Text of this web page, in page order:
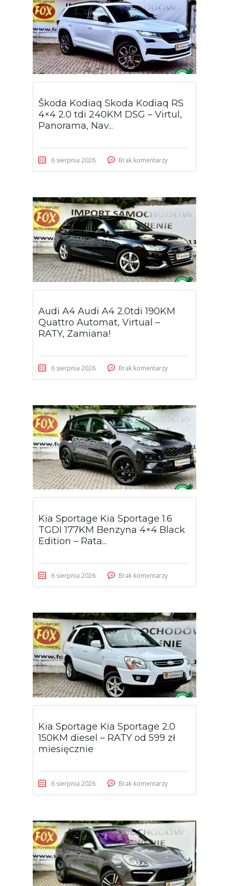
Škoda Kodiaq Skoda Kodiaq RS
4×4 2.0 tdi 240KM DSG – Virtul,
Panorama, Nav...
6 sierpnia 2026 Brak komentarzy
Audi A4 Audi A4 2.0tdi 190KM
Quattro Automat, Virtual –
RATY, Zamiana!
6 sierpnia 2026 Brak komentarzy
Kia Sportage Kia Sportage 1.6
TGDI 177KM Benzyna 4×4 Black
Edition – Rata...
6 sierpnia 2026 Brak komentarzy
Kia Sportage Kia Sportage 2.0
150KM diesel – RATY od 599 zł
miesięcznie
6 sierpnia 2026 Brak komentarzy